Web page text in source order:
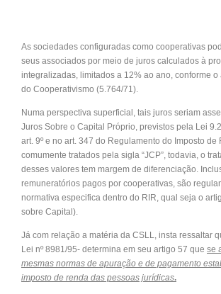
As sociedades configuradas como cooperativas
seus associados por meio de juros calculados à
integralizadas, limitados a 12% ao ano, conforme o
do Cooperativismo (5.764/71).
Numa perspectiva superficial, tais juros seriam
Juros Sobre o Capital Próprio, previstos pela Lei
art. 9º e no art. 347 do Regulamento do Imposto de
comumente tratados pela sigla “JCP”, todavia, o
desses valores tem margem de diferenciação.
remuneratórios pagos por cooperativas, são
normativa especifica dentro do RIR, qual seja o
sobre Capital).
Já com relação a matéria da CSLL, insta ressaltar
Lei nº 8981/95- determina em seu artigo 57 que se
mesmas normas de apuração e de pagamento
imposto de renda das pessoas jurídicas.